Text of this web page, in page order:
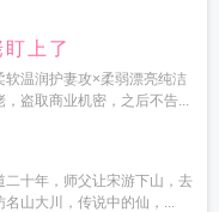
上了
温润护妻攻×柔弱漂亮纯洁
盗取商业机密，之后不告...
十年，师父让宋游下山，去
名山大川，传说中的仙，...